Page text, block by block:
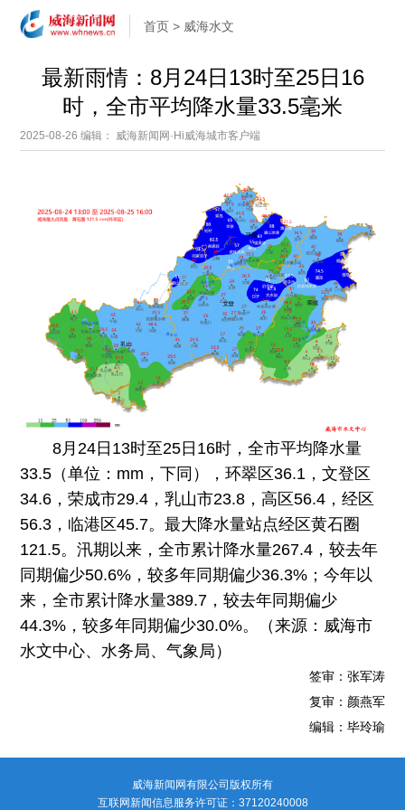
首页 > 威海水文
最新雨情：8月24日13时至25日16
时，全市平均降水量33.5毫米
2025-08-26编辑： 威海新闻网·Hi威海城市客户端
8月24日13时至25日16时，全市平均降水量
33.5（单位：mm，下同），环翠区36.1，文登区
34.6，荣成市29.4，乳山市23.8，高区56.4，经区
56.3，临港区45.7。最大降水量站点经区黄石圈
121.5。汛期以来，全市累计降水量267.4，较去年
同期偏少50.6%，较多年同期偏少36.3%；今年以
来，全市累计降水量389.7，较去年同期偏少
44.3%，较多年同期偏少30.0%。（来源：威海市
水文中心、水务局、气象局）
签审：张军涛
复审：颜燕军
编辑：毕玲瑜
威海新闻网有限公司版权所有
互联网新闻信息服务许可证：37120240008